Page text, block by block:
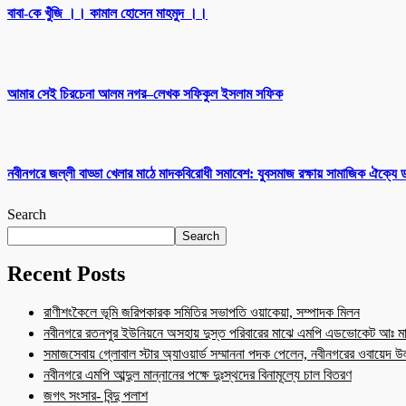
বাবা-কে খুঁজি ।। কামাল হোসেন মাহমুদ ।।
আমার সেই চিরচেনা আলম নগর–লেখক সফিকুল ইসলাম সফিক
নবীনগরে জল্লী বাড্ডা খেলার মাঠে মাদকবিরোধী সমাবেশ: যুবসমাজ রক্ষায় সামাজিক ঐক্যে
Search
Search
Recent Posts
রাণীশংকৈলে ভূমি জরিপকারক সমিতির সভাপতি ওয়াকেয়া, সম্পাদক মিলন
নবীনগরে রতনপুর ইউনিয়নে অসহায় দুস্ত পরিবারের মাঝে এমপি এডভোকেট আঃ
সমাজসেবায় গ্লোবাল স্টার অ্যাওয়ার্ড সম্মাননা পদক পেলেন, নবীনগরের ওবায়েদ
নবীনগরে এমপি আব্দুল মান্নানের পক্ষে দুঃস্থদের বিনামূল্যে চাল বিতরণ
জগৎ সংসার- বিন্দু পলাশ